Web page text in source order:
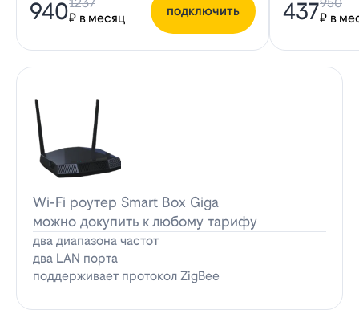
940₽ в месяц подключить 437₽ в
Wi-Fi роутер Smart Box Giga
можно докупить к любому тарифу
два диапазона частот
два LAN порта
поддерживает протокол ZigBee